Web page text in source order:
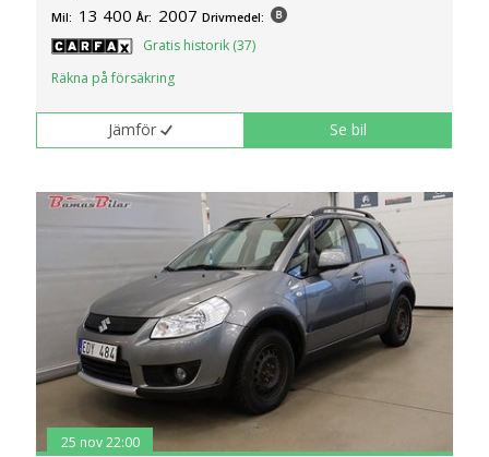
Mil: 13 400 År: 2007 Drivmedel:
Gratis historik (37)
Räkna på försäkring
Jämför Se bil
25 nov 22:00